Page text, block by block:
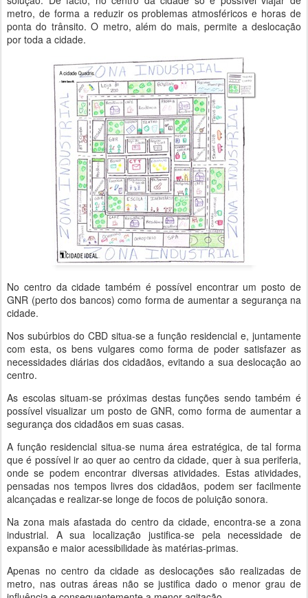
metro, de forma a reduzir os problemas atmosféricos e horas de
ponta do trânsito. O metro, além do mais, permite a deslocação
por toda a cidade.
No centro da cidade também é possível encontrar um posto de
GNR (perto dos bancos) como forma de aumentar a segurança na
cidade.
Nos subúrbios do CBD situa-se a função residencial e, juntamente
com esta, os bens vulgares como forma de poder satisfazer as
necessidades diárias dos cidadãos, evitando a sua deslocação ao
centro.
As escolas situam-se próximas destas funções sendo também é
possível visualizar um posto de GNR, como forma de aumentar a
segurança dos cidadãos em suas casas.
A função residencial situa-se numa área estratégica, de tal forma
que é possível ir ao quer ao centro da cidade, quer à sua periferia,
onde se podem encontrar diversas atividades. Estas atividades,
pensadas nos tempos livres dos cidadãos, podem ser facilmente
alcançadas e realizar-se longe de focos de poluição sonora.
Na zona mais afastada do centro da cidade, encontra-se a zona
industrial. A sua localização justifica-se pela necessidade de
expansão e maior acessibilidade às matérias-primas.
Apenas no centro da cidade as deslocações são realizadas de
metro, nas outras áreas não se justifica dado o menor grau de